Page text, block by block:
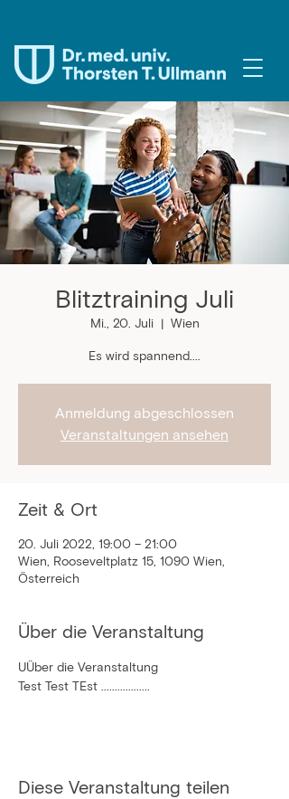
Blitztraining Juli
Mi., 20. Juli
  |
Wien
Es wird spannend....
Anmeldung abgeschlossen
Veranstaltungen ansehen
Zeit & Ort
20. Juli 2022, 19:00 – 21:00
Wien, Rooseveltplatz 15, 1090 Wien,
Österreich
Über die Veranstaltung
UÜber die Veranstaltung
Test Test TEst ..................
Diese Veranstaltung teilen